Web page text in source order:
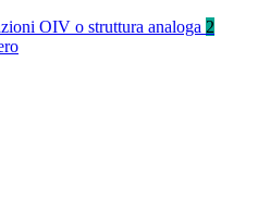
OIV o struttura analoga 2